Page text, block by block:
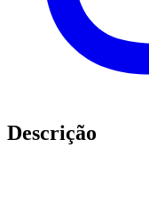
Descrição